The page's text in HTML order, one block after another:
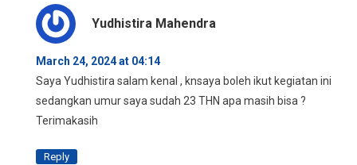
Yudhistira Mahendra
March 24, 2024 at 04:14
Saya Yudhistira salam kenal , knsaya boleh ikut kegiatan ini
sedangkan umur saya sudah 23 THN apa masih bisa ?
Terimakasih
Reply